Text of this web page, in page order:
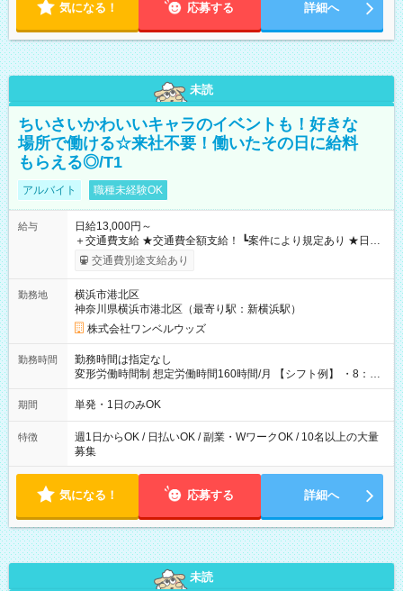
気になる！ 応募する 詳細へ
未読
ちいさいかわいいキャラのイベントも！好きな
場所で働ける☆来社不要！働いたその日に給料
もらえる◎/T1
アルバイト 職種未経験OK
給与
日給13,000円～
＋交通費支給 ★交通費全額支給！ ┗案件により規定あり ★日払
いOK！（規定あり） ┗働いたその日に現金GET♪ お仕事後はコ
ンビニATMから 日払い分を引き落とせます！ 【試用期間】試
交通費別途支給あり
勤務地
横浜市港北区
神奈川県横浜市港北区（最寄り駅：新横浜駅）
株式会社ワンベルウッズ
勤務時間
勤務時間は指定なし
変形労働時間制 想定労働時間160時間/月 【シフト例】 ・8：00
～21：00
期間 単発・1日のみOK
特徴
週1日からOK / 日払いOK / 副業・WワークOK / 10名以上の大量
募集
気になる！ 応募する 詳細へ
未読